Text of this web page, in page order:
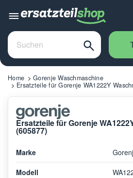
Home
Gorenje Waschmaschine
Ersatzteile für Gorenje WA1222Y
Ersatzteile für Gorenje
(605877)
Marke
Modell